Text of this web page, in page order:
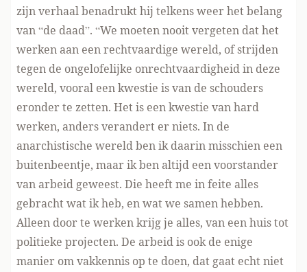
zijn verhaal benadrukt hij telkens weer het belang
van “de daad”. “We moeten nooit vergeten dat het
werken aan een rechtvaardige wereld, of strijden
tegen de ongelofelijke onrechtvaardigheid in deze
wereld, vooral een kwestie is van de schouders
eronder te zetten. Het is een kwestie van hard
werken, anders verandert er niets. In de
anarchistische wereld ben ik daarin misschien een
buitenbeentje, maar ik ben altijd een voorstander
van arbeid geweest. Die heeft me in feite alles
gebracht wat ik heb, en wat we samen hebben.
Alleen door te werken krijg je alles, van een huis tot
politieke projecten. De arbeid is ook de enige
manier om vakkennis op te doen, dat gaat echt niet